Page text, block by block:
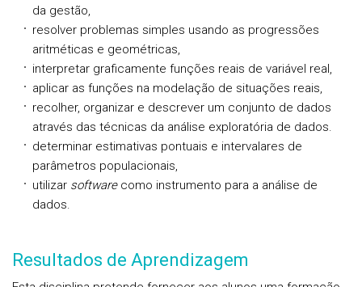
da gestão,
resolver problemas simples usando as progressões
aritméticas e geométricas,
interpretar graficamente funções reais de variável real,
aplicar as funções na modelação de situações reais,
recolher, organizar e descrever um conjunto de dados
através das técnicas da análise exploratória de dados.
determinar estimativas pontuais e intervalares de
parâmetros populacionais,
utilizar softwarecomo instrumento para a análise de
dados.
Resultados de Aprendizagem